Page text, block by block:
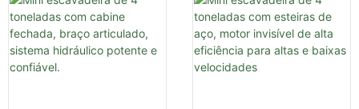
De Esteiras
Acessórios.